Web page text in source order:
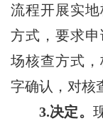
流程开展实
方式，要求
场核查方式
字确认，对核
3.决定。